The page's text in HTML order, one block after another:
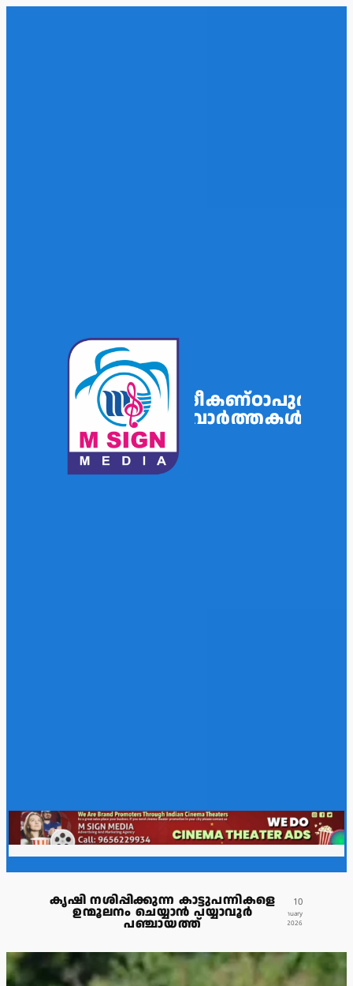
ശ്രീകണ്ഠാപുരം
വാർത്തകൾ
കൃഷി നശിപ്പിക്കുന്ന കാട്ടുപന്നികളെ
ഉന്മൂലനം ചെയ്യാൻ പയ്യാവൂർ
പഞ്ചായത്ത്
10
January
2026